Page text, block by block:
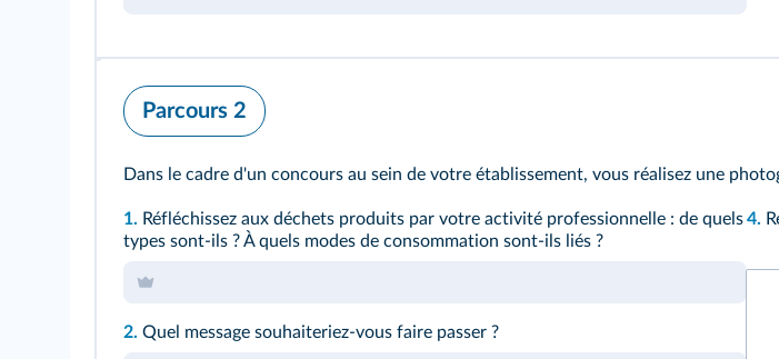
Parcours 2
Dans le cadre d'un concours au sein de votre établissement, vous réalisez une
1. Réfléchissez aux déchets produits par votre activité professionnelle : de quels
types sont-ils ? À quels modes de consommation sont-ils liés ?
2. Quel message souhaiteriez-vous faire passer ?
4.